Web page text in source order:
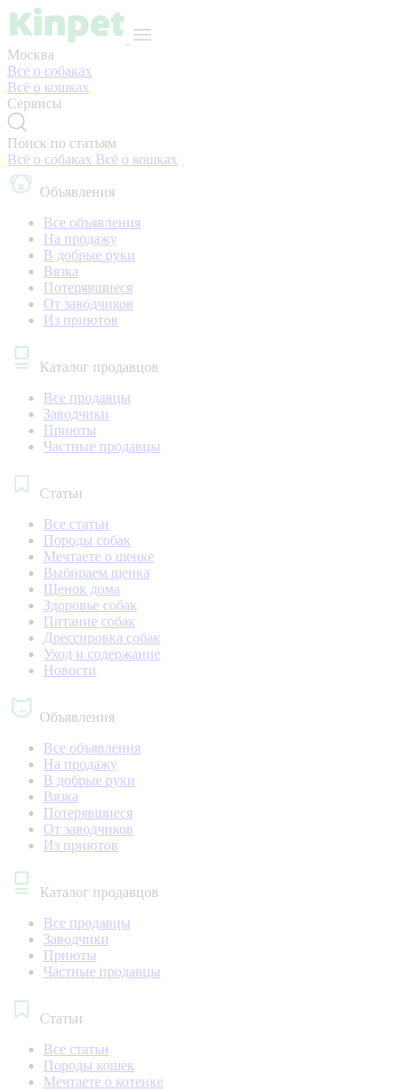
Москва
Всё о собаках
Всё о кошках
Сервисы
Поиск по статьям
Всё о собаках Всё о кошках
Объявления
Все объявления
На продажу
В добрые руки
Вязка
Потерявшиеся
От заводчиков
Из приютов
Каталог продавцов
Все продавцы
Заводчики
Приюты
Частные продавцы
Статьи
Все статьи
Породы собак
Мечтаете о щенке
Выбираем щенка
Щенок дома
Здоровье собак
Питание собак
Дрессировка собак
Уход и содержание
Новости
Объявления
Все объявления
На продажу
В добрые руки
Вязка
Потерявшиеся
От заводчиков
Из приютов
Каталог продавцов
Все продавцы
Заводчики
Приюты
Частные продавцы
Статьи
Все статьи
Породы кошек
Мечтаете о котенке